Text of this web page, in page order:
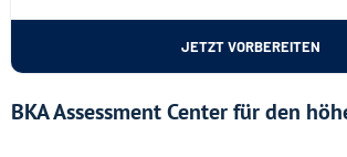
JETZT VORBEREITEN
BKA Assessment Center für den